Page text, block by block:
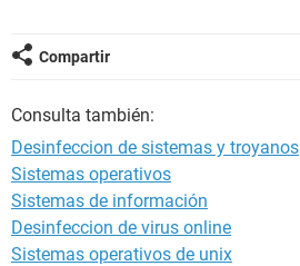
Compartir
Consulta también:
Desinfeccion de sistemas y troyanos
Sistemas operativos
Sistemas de información
Desinfeccion de virus online
Sistemas operativos de unix